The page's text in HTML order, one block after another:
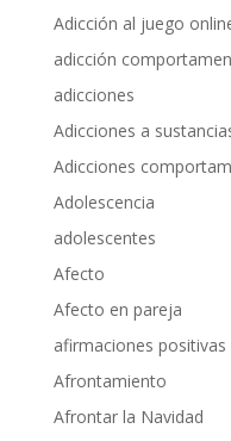
Adicción al juego
adicción
adicciones
Adicciones a
Adicciones
Adolescencia
adolescentes
Afecto
Afecto en pareja
afirmaciones positivas
Afrontamiento
Afrontar la Navidad